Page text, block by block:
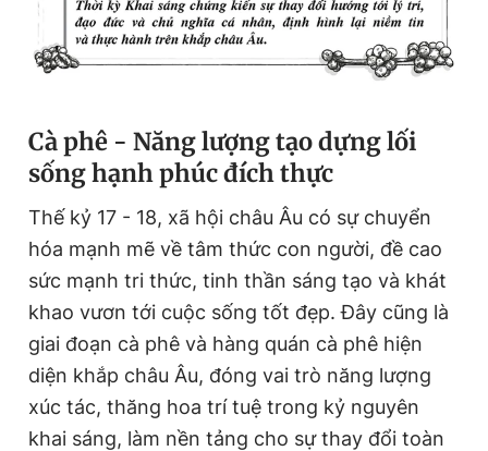
Cà phê - Năng lượng tạo dựng lối
sống hạnh phúc đích thực
Thế kỷ 17 - 18, xã hội châu Âu có sự chuyển
hóa mạnh mẽ về tâm thức con người, đề cao
sức mạnh tri thức, tinh thần sáng tạo và khát
khao vươn tới cuộc sống tốt đẹp. Đây cũng là
giai đoạn cà phê và hàng quán cà phê hiện
diện khắp châu Âu, đóng vai trò năng lượng
xúc tác, thăng hoa trí tuệ trong kỷ nguyên
khai sáng, làm nền tảng cho sự thay đổi toàn